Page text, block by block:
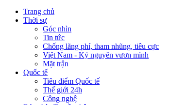
Trang chủ
Thời sự
Góc nhìn
Tin tức
Chống lãng phí, tham nhũng, tiêu cực
Việt Nam - Kỷ nguyên vươn mình
Mặt trận
Quốc tế
Tiêu điểm Quốc tế
Thế giới 24h
Công nghệ